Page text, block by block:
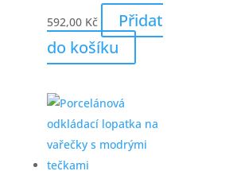
592,00 Kč
Přidat
do košíku